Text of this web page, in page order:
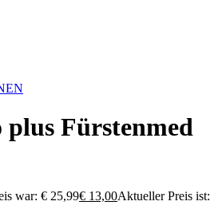
Fürstenmed
war: € 25,99€ 13,00Aktueller Preis ist: